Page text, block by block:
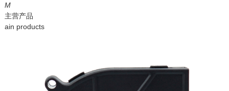
M
主营产品
ain products